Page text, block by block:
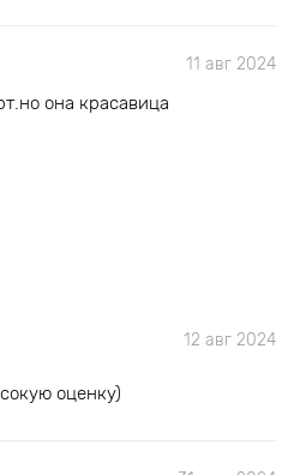
11 авг 2024
она красавица
12 авг 2024
оценку)